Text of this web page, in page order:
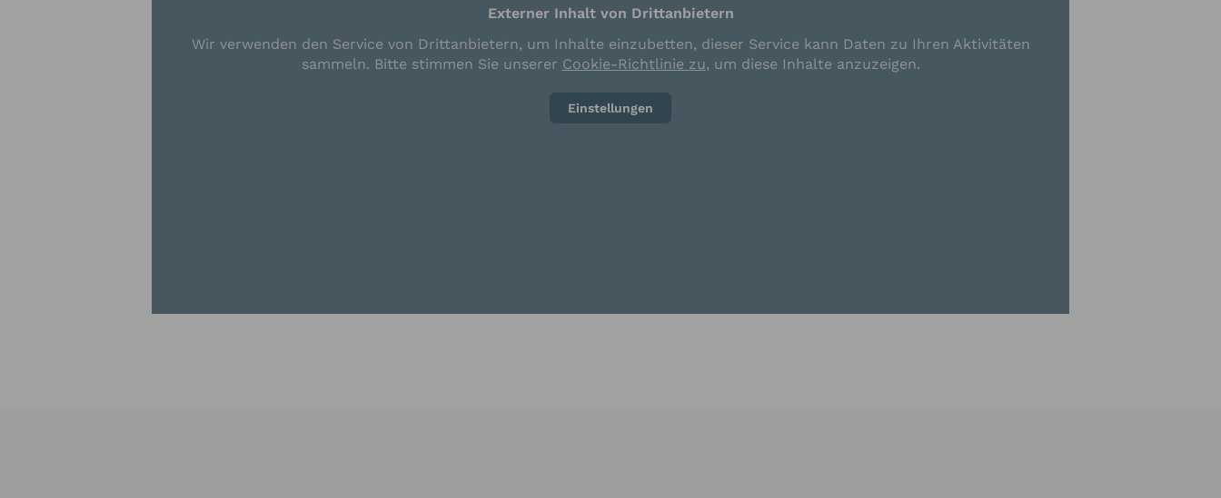
Externer Inhalt von Drittanbietern
Wir verwenden den Service von Drittanbietern, um Inhalte einzubetten, dieser Service kann Daten zu Ihren Aktivitäten
sammeln. Bitte stimmen Sie unserer Cookie-Richtlinie zu, um diese Inhalte anzuzeigen.
Einstellungen